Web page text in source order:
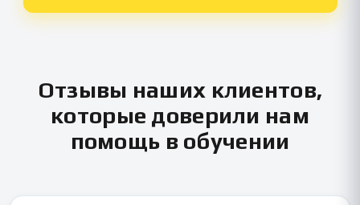
Отзывы наших клиентов,
которые доверили нам
помощь в обучении